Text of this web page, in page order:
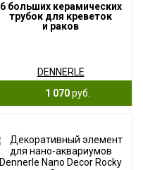
6 больших керамических
трубок для креветок
и раков
DENNERLE
1 070руб.